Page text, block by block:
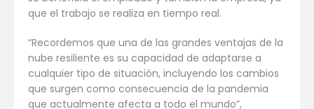
que el trabajo se realiza en tiempo real.
“Recordemos que una de las grandes ventajas de la
nube resiliente es su capacidad de adaptarse a
cualquier tipo de situación, incluyendo los cambios
que surgen como consecuencia de la pandemia
que actualmente afecta a todo el mundo”,